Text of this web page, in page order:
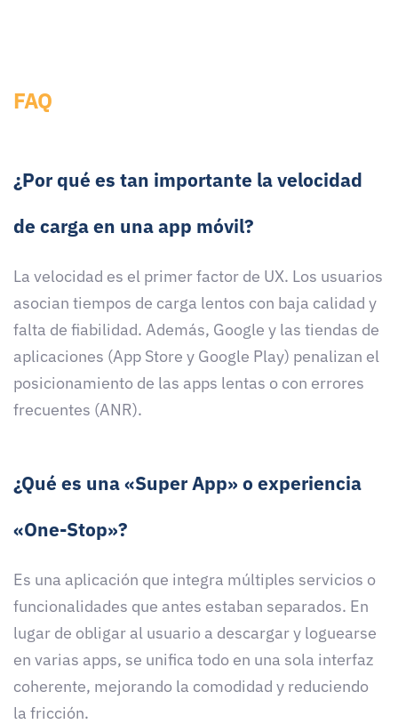
FAQ
¿Por qué es tan importante la velocidad
de carga en una app móvil?
La velocidad es el primer factor de UX. Los usuarios
asocian tiempos de carga lentos con baja calidad y
falta de fiabilidad. Además, Google y las tiendas de
aplicaciones (App Store y Google Play) penalizan el
posicionamiento de las apps lentas o con errores
frecuentes (ANR).
¿Qué es una «Super App» o experiencia
«One-Stop»?
Es una aplicación que integra múltiples servicios o
funcionalidades que antes estaban separados. En
lugar de obligar al usuario a descargar y loguearse
en varias apps, se unifica todo en una sola interfaz
coherente, mejorando la comodidad y reduciendo
la fricción.